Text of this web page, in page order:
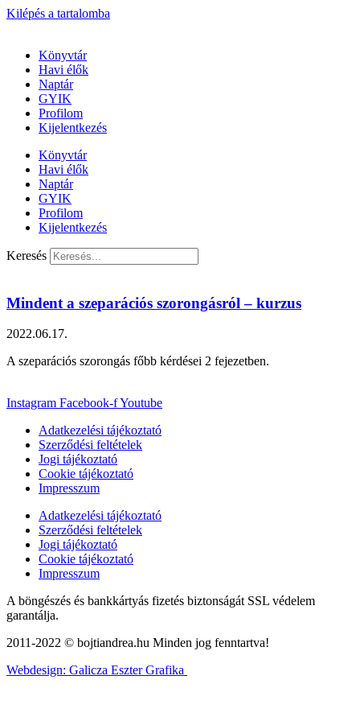
Kilépés a tartalomba
Könyvtár
Havi élők
Naptár
GYIK
Profilom
Kijelentkezés
Könyvtár
Havi élők
Naptár
GYIK
Profilom
Kijelentkezés
Keresés
Mindent a szeparációs szorongásról – kurzus
2022.06.17.
A szeparációs szorongás főbb kérdései 2 fejezetben.
Instagram Facebook-fYoutube
Adatkezelési tájékoztató
Szerződési feltételek
Jogi tájékoztató
Cookie tájékoztató
Impresszum
Adatkezelési tájékoztató
Szerződési feltételek
Jogi tájékoztató
Cookie tájékoztató
Impresszum
A böngészés és bankkártyás fizetés biztonságát SSL védelem
garantálja.
2011-2022 © bojtiandrea.hu Minden jog fenntartva!
Webdesign: Galicza Eszter Grafika